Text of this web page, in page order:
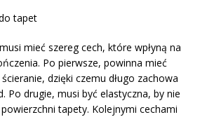
tapet
mieć szereg cech, które wpłyną na
Po pierwsze, powinna mieć
dzięki czemu długo zachowa
Po drugie, musi być elastyczna, by nie
tapety. Kolejnymi cechami